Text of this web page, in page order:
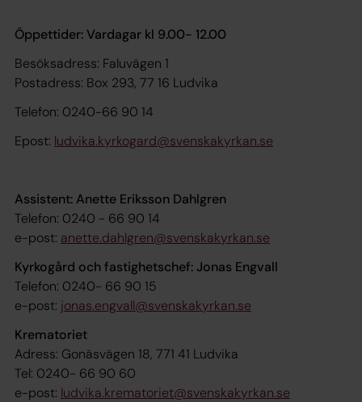
Öppettider: Vardagar kl 9.00- 12.00
Besöksadress: Faluvägen 1
Postadress: Box 293, 77 16 Ludvika
Telefon: 0240-66 90 14
Epost: ludvika.kyrkogard@svenskakyrkan.se
Assistent: Anette Eriksson Dahlgren
Telefon: 0240 - 66 90 14
e-post: anette.dahlgren@svenskakyrkan.se
Kyrkogård och fastighetschef: Jonas Engvall
Telefon: 0240- 66 90 15
e-post: jonas.engvall@svenskakyrkan.se
Krematoriet
Adress: Gonäsvägen 18, 771 41 Ludvika
Tel: 0240- 66 90 60
e-post: ludvika.krematoriet@svenskakyrkan.se